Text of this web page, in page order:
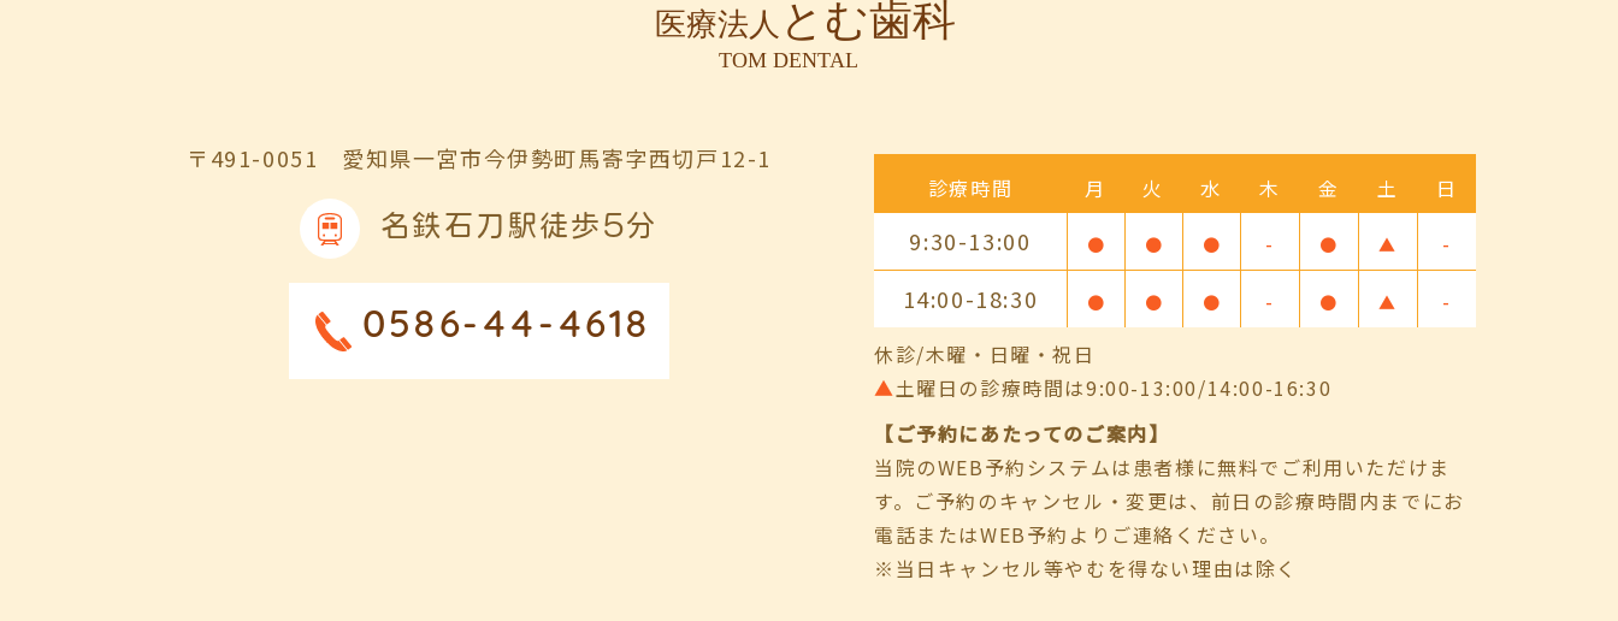
〒491-0051 愛知県一宮市今伊勢町馬寄字西切戸12-1
名鉄石刀駅徒歩5分
0586-44-4618
診療時間 月 火 水 木 金 土 日
9:30-13:00 ● ● ● - ● ▲ -
14:00-18:30 ● ● ● - ● ▲ -
休診/木曜・日曜・祝日
▲土曜日の診療時間は9:00-13:00/14:00-16:30
【ご予約にあたってのご案内】
当院のWEB予約システムは患者様に無料でご利用いただけま
す。ご予約のキャンセル・変更は、前日の診療時間内までにお
電話またはWEB予約よりご連絡ください。
※当日キャンセル等やむを得ない理由は除く